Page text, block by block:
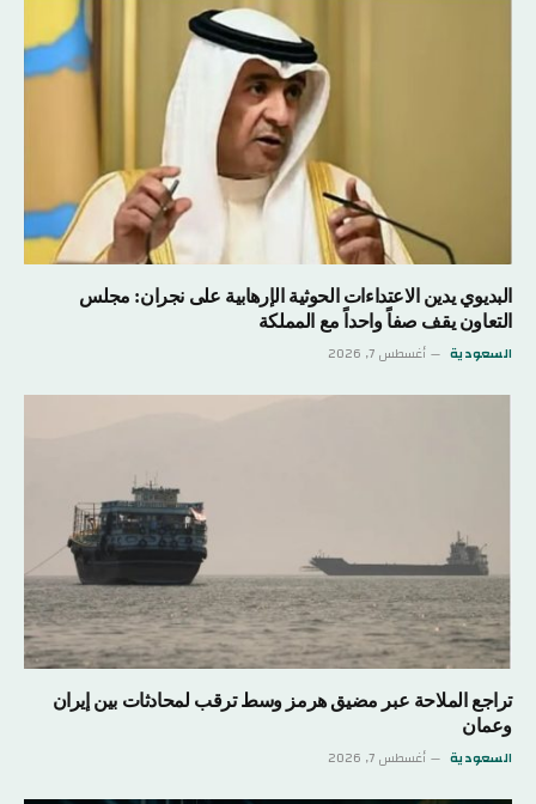
البديوي يدين الاعتداءات الحوثية الإرهابية على نجران: مجلس
التعاون يقف صفاً واحداً مع المملكة
السعودية أغسطس 7, 2026
تراجع الملاحة عبر مضيق هرمز وسط ترقب لمحادثات بين إيران
وعمان
السعودية أغسطس 7, 2026